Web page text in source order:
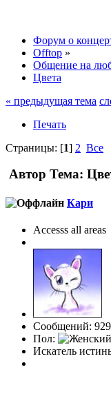
Форум о
Offtop »
Общение на
Цвета
« предыдущая тема
Печать
Страницы: [1] 2 Все
Автор Тема:
Кари
Accesss all areas
Сообщений: 929
Пол:
Искатель